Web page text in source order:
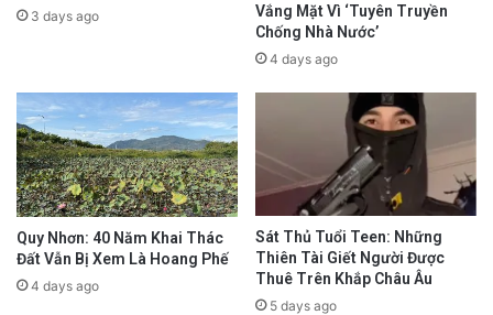
Chỉ số GDP (Gross Domestic Product) đại diện
cho tổng giá trị thị trường của tất cả hàng hóa
và dịch vụ cuối cùng (không tính hàng trung
3 days ago
Vắng Mặt Vì ‘Tuyên Truyền
Chống Nhà Nước’
4 days ago
Quy Nhơn: 40 Năm Khai Thác
Đất Vẫn Bị Xem Là Hoang Phế
4 days ago
Sát Thủ Tuổi Teen: Những
Thiên Tài Giết Người Được
Thuê Trên Khắp Châu Âu
5 days ago